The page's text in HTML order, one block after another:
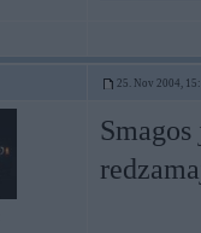
25. Nov 2004,